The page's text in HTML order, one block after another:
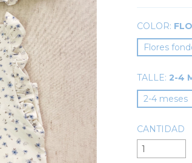
COLOR:
Flores
TALLE: 2-4
2-4 meses
CANTIDAD